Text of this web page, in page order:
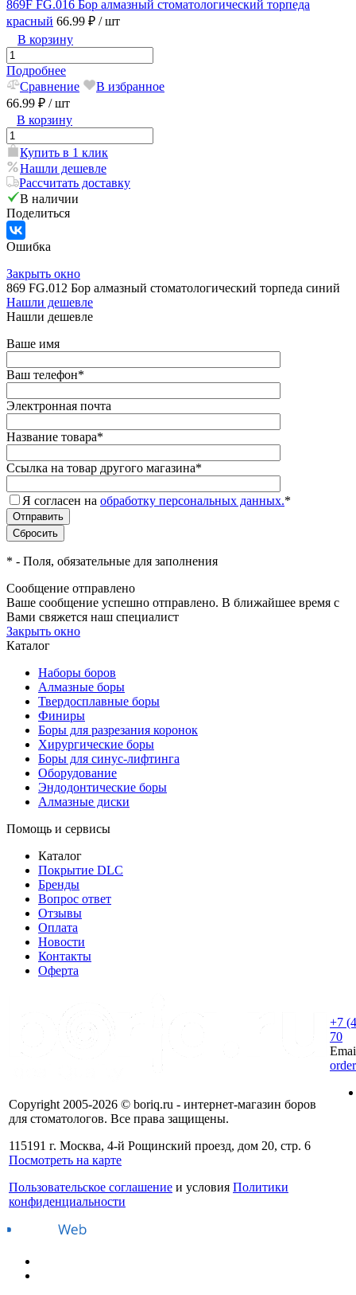
869F FG.016 Бор алмазный стоматологический торпеда
красный 66.99 ₽ / шт
В корзину
Подробнее
Сравнение
В избранное
66.99 ₽ / шт
В корзину
Купить в 1 клик
Нашли дешевле
Рассчитать доставку
В наличии
Поделиться
Ошибка
Закрыть окно
869 FG.012 Бор алмазный стоматологический торпеда синий
Нашли дешевле
Нашли дешевле
Ваше имя
Ваш телефон*
Электронная почта
Название товара*
Ссылка на товар другого магазина*
Я согласен на обработку персональных данных.*
* - Поля, обязательные для заполнения
Сообщение отправлено
Ваше сообщение успешно отправлено. В ближайшее время с
Вами свяжется наш специалист
Закрыть окно
Каталог
Наборы боров
Алмазные боры
Твердосплавные боры
Финиры
Боры для разрезания коронок
Хирургические боры
Боры для синус-лифтинга
Оборудование
Эндодонтические боры
Алмазные диски
Помощь и сервисы
Каталог
Покрытие DLC
Бренды
Вопрос ответ
Отзывы
Оплата
Новости
Контакты
Оферта
Copyright 2005-2026 © boriq.ru - интернет-магазин боров
для стоматологов. Все права защищены.
115191 г. Москва, 4-й Рощинский проезд, дом 20, стр. 6
Посмотреть на карте
Пользовательское соглашение и условия Политики
конфиденциальности
+7
70